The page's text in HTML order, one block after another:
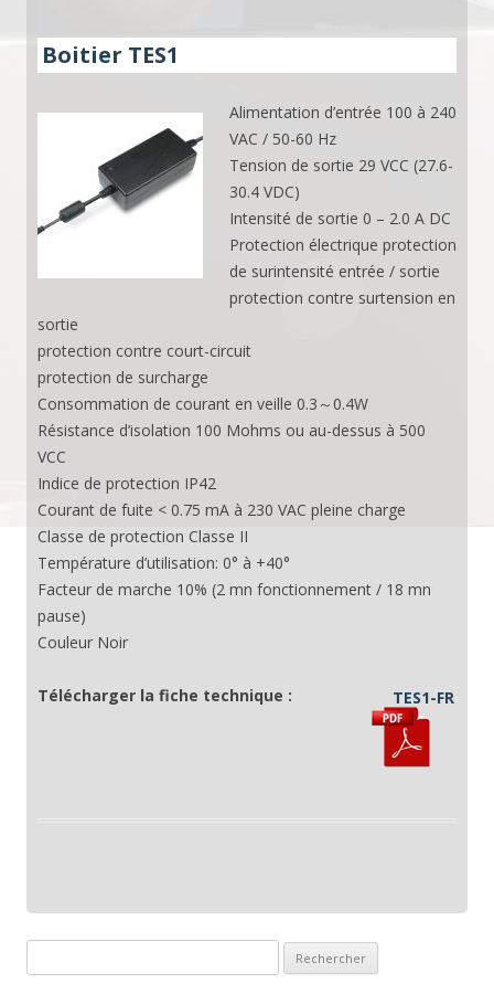
Boitier TES1
Alimentation d’entrée 100 à 240
VAC / 50-60 Hz
Tension de sortie 29 VCC (27.6-
30.4 VDC)
Intensité de sortie 0 – 2.0 A DC
Protection électrique protection
de surintensité entrée / sortie
protection contre surtension en
sortie
protection contre court-circuit
protection de surcharge
Consommation de courant en veille 0.3～0.4W
Résistance d’isolation 100 Mohms ou au-dessus à 500
VCC
Indice de protection IP42
Courant de fuite < 0.75 mA à 230 VAC pleine charge
Classe de protection Classe II
Température d’utilisation: 0° à +40°
Facteur de marche 10% (2 mn fonctionnement / 18 mn
pause)
Couleur Noir
Télécharger la fiche technique : TES1-FR